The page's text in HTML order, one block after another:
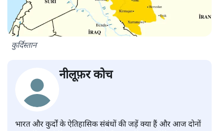
कुर्दिस्तान
नीलूफ़र कोच
भारत और कुर्दों के ऐतिहासिक संबंधों की जड़ें क्या हैं और आज दोनों